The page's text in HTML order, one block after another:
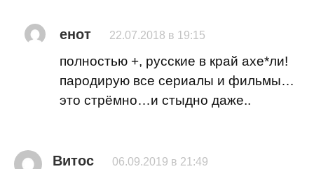
енот 22.07.2018 в 19:15
полностью +, русские в край ахе*ли!
пародирую все сериалы и фильмы…
это стрёмно…и стыдно даже..
Витос 06.09.2019 в 21:49